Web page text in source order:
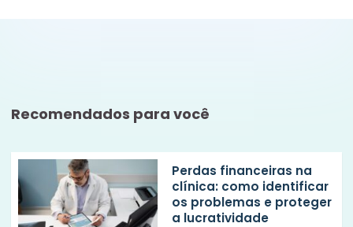
Recomendados para você
Perdas financeiras na
clínica: como identificar
os problemas e proteger
a lucratividade